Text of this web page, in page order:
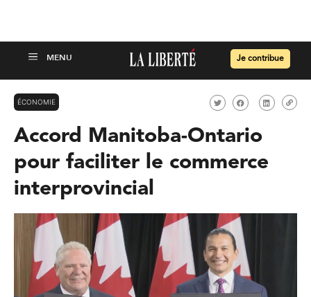
Je contribue
ÉCONOMIE
Accord Manitoba-Ontario
pour faciliter le commerce
interprovincial